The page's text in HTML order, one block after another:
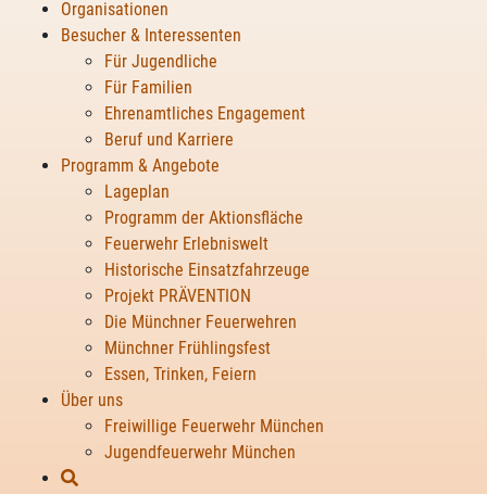
Organisationen
Besucher & Interessenten
Für Jugendliche
Für Familien
Ehrenamtliches Engagement
Beruf und Karriere
Programm & Angebote
Lageplan
Programm der Aktionsfläche
Feuerwehr Erlebniswelt
Historische Einsatzfahrzeuge
Projekt PRÄVENTION
Die Münchner Feuerwehren
Münchner Frühlingsfest
Essen, Trinken, Feiern
Über uns
Freiwillige Feuerwehr München
Jugendfeuerwehr München